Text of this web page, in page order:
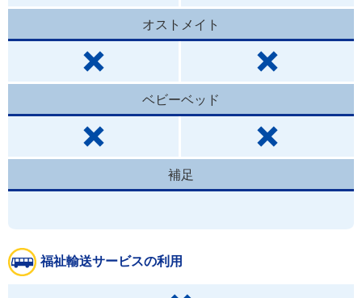
オストメイト
ベビーベッド
補足
福祉輸送サービスの利用